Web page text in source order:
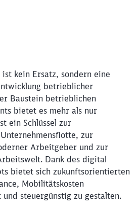
kein Ersatz, sondern eine
betrieblicher
Baustein betrieblichen
bietet es mehr als nur
ein Schlüssel zur
zur
Arbeitgeber und zur
Dank des digital
bietet sich zukunftsorientierten
Mobilitätskosten
steuergünstig zu gestalten.